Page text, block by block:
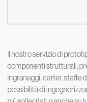
Il nostro servizio di
componenti strutturali,
ingranaggi, carter, staffe
possibilità di